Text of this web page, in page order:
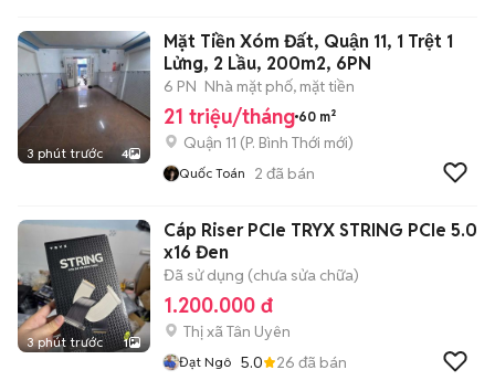
3 phút trước 4
Mặt Tiền Xóm Đất, Quận 11, 1 Trệt 1
Lửng, 2 Lầu, 200m2, 6PN
6 PN Nhà mặt phố, mặt tiền
21 triệu/tháng 60 m²
Quận 11 (P. Bình Thới mới)
Quốc Toán 2 đã bán
3 phút trước 1
Cáp Riser PCIe TRYX STRING PCIe 5.0
x16 Đen
Đã sử dụng (chưa sửa chữa)
1.200.000 đ
Thị xã Tân Uyên
Đạt Ngô 5.0 26 đã bán